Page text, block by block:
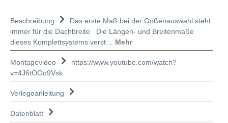
Beschreibung
Das erste Maß bei der Gößenauswahl steht
immer für die Dachbreite Die Längen- und Breitenmaße
dieses Komplettsystems verst… Mehr
Montagevideo
https://www.youtube.com/watch?
v=4J6tOOo9Vsk
Verlegeanleitung
Datenblatt